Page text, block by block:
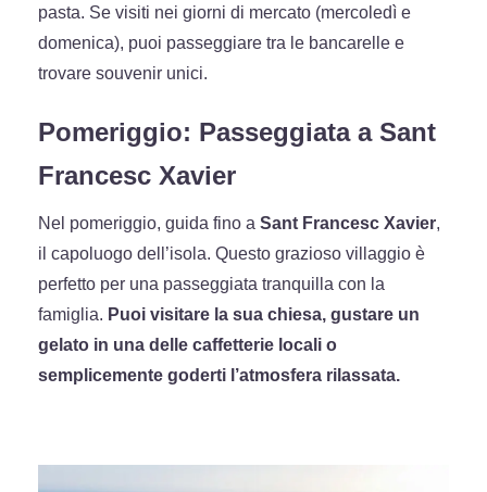
pasta. Se visiti nei giorni di mercato (mercoledì e
domenica), puoi passeggiare tra le bancarelle e
trovare souvenir unici.
Pomeriggio: Passeggiata a Sant
Francesc Xavier
Nel pomeriggio, guida fino a Sant Francesc Xavier,
il capoluogo dell’isola. Questo grazioso villaggio è
perfetto per una passeggiata tranquilla con la
famiglia. Puoi visitare la sua chiesa, gustare un
gelato in una delle caffetterie locali o
semplicemente goderti l’atmosfera rilassata.